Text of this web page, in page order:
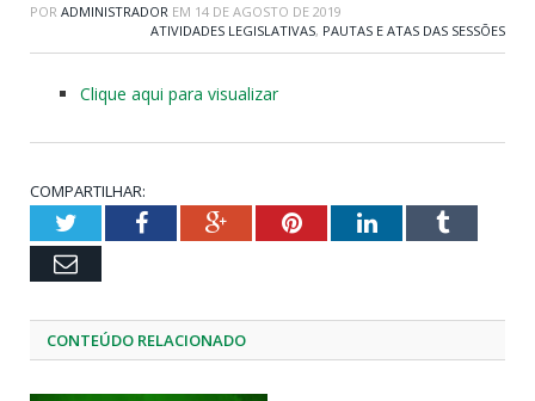
POR ADMINISTRADOR EM 14 DE AGOSTO DE 2019
ATIVIDADES LEGISLATIVAS, PAUTAS E ATAS DAS SESSÕES
Clique aqui para visualizar
COMPARTILHAR:
TwitterFacebookGoogle+PinterestLinkedInTumblr
Email
CONTEÚDO RELACIONADO